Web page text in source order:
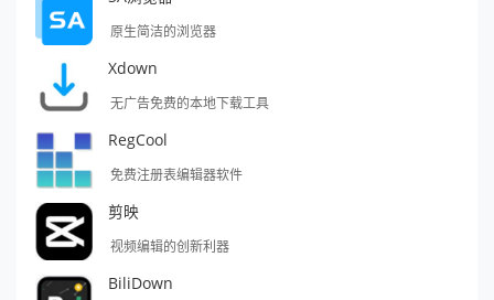
原生简洁的浏览器
Xdown
无广告免费的本地下载工具
RegCool
免费注册表编辑器软件
剪映
视频编辑的创新利器
BiliDown